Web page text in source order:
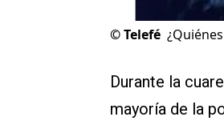
©Telefé
Durante la
mayoría de la